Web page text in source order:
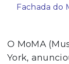
Fachada do
O MoMA
York,